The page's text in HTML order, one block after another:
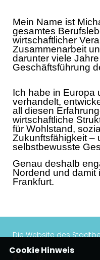
Mein Name ist
gesamtes
wirtschaftlicher
Zusammenarbeit
darunter viele
Geschäftsführung
Ich habe in Europa
verhandelt,
all diesen
wirtschaftliche
für Wohlstand,
Zukunftsfähigkeit –
selbstbewusste
Genau deshalb
Nordend und damit
Frankfurt.
Die Website des
Cookie Hinweis